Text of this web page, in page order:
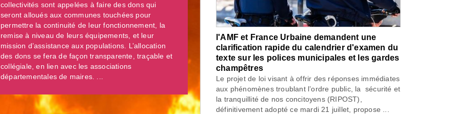
collectivités sont appelées à faire des dons qui
seront alloués aux communes touchées pour
permettre la continuité de leur fonctionnement, la
remise à niveau de leurs équipements, et leur
mission d’assistance aux populations. L’allocation
des dons se fera de façon transparente, traçable et
collégiale, en lien avec les associations
départementales de maires. ...
l'AMF et France Urbaine demandent une
clarification rapide du calendrier d'examen du
texte sur les polices municipales et les gardes
champêtres
Le projet de loi visant à offrir des réponses immédiates
aux phénomènes troublant l’ordre public, la sécurité et
la tranquillité de nos concitoyens (RIPOST),
définitivement adopté ce mardi 21 juillet, propose ...